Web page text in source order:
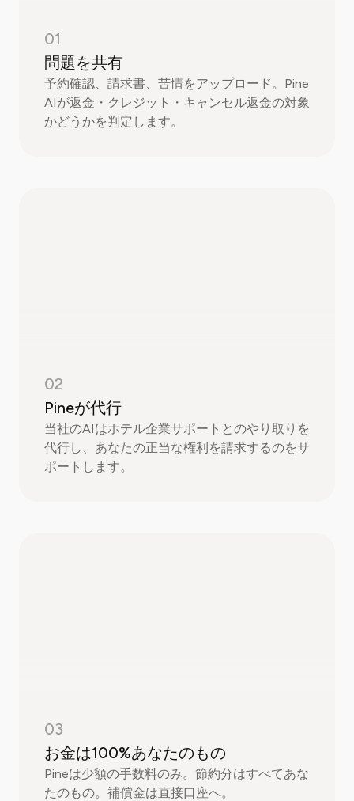
01
問題を共有
予約確認、請求書、苦情をアップロード。Pine
AIが返金・クレジット・キャンセル返金の対象
かどうかを判定します。
02
Pineが代行
当社のAIはホテル企業サポートとのやり取りを
代行し、あなたの正当な権利を請求するのをサ
ポートします。
03
お金は100%あなたのもの
Pineは少額の手数料のみ。節約分はすべてあな
たのもの。補償金は直接口座へ。